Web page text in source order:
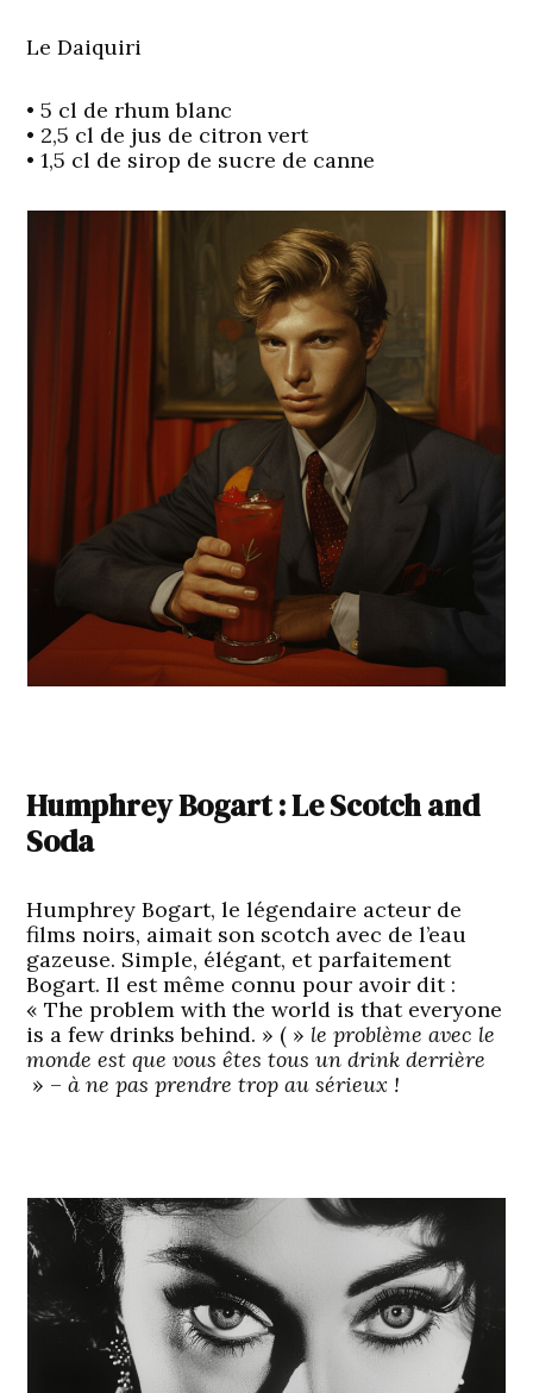
Le Daiquiri
• 5 cl de rhum blanc
• 2,5 cl de jus de citron vert
• 1,5 cl de sirop de sucre de canne
Humphrey Bogart : Le Scotch and
Soda
Humphrey Bogart, le légendaire acteur de
films noirs, aimait son scotch avec de l’eau
gazeuse. Simple, élégant, et parfaitement
Bogart. Il est même connu pour avoir dit :
« The problem with the world is that everyone
is a few drinks behind. » ( » le problème avec le
monde est que vous êtes tous un drink derrière
» –à ne pas prendre trop au sérieux !